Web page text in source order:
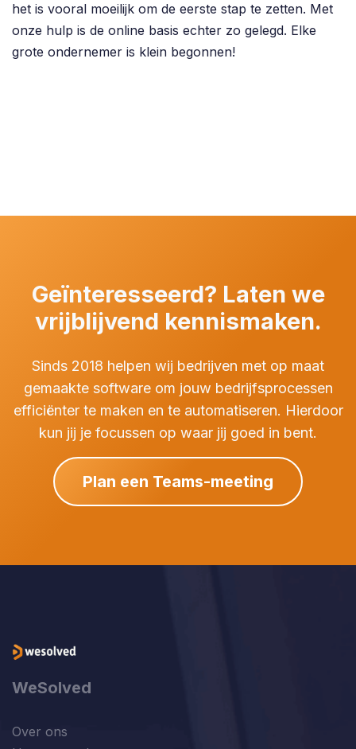
het is vooral moeilijk om de eerste stap te zetten. Met
onze hulp is de online basis echter zo gelegd. Elke
grote ondernemer is klein begonnen!
Geïnteresseerd? Laten we
vrijblijvend kennismaken.
Sinds 2018 helpen wij bedrijven met op maat
gemaakte software om jouw bedrijfsprocessen
efficiënter te maken en te automatiseren. Hierdoor
kun jij je focussen op waar jij goed in bent.
Plan een Teams-meeting
WeSolved
Over ons